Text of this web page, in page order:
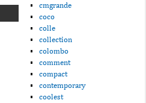
cmgrande
coco
colle
collection
colombo
comment
compact
contemporary
coolest